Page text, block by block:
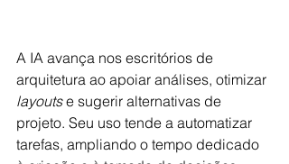
A IA avança nos escritórios de
arquitetura ao apoiar análises, otimizar
layouts e sugerir alternativas de
projeto. Seu uso tende a automatizar
tarefas, ampliando o tempo dedicado